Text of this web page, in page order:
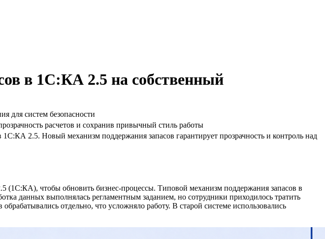
в 1С:КА 2.5 на собственный
для систем безопасности
расчетов и сохранив привычный стиль работы
2.5. Новый механизм поддержания запасов гарантирует прозрачность и контроль над
(1С:КА), чтобы обновить бизнес-процессы. Типовой механизм поддержания запасов в
данных выполнялась регламентным заданием, но сотрудники приходилось тратить
отдельно, что усложняло работу. В старой системе использовались